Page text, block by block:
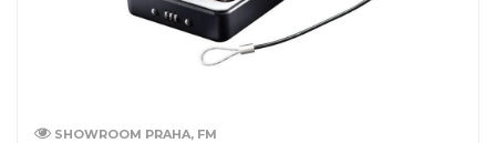
SHOWROOM PRAHA, FM